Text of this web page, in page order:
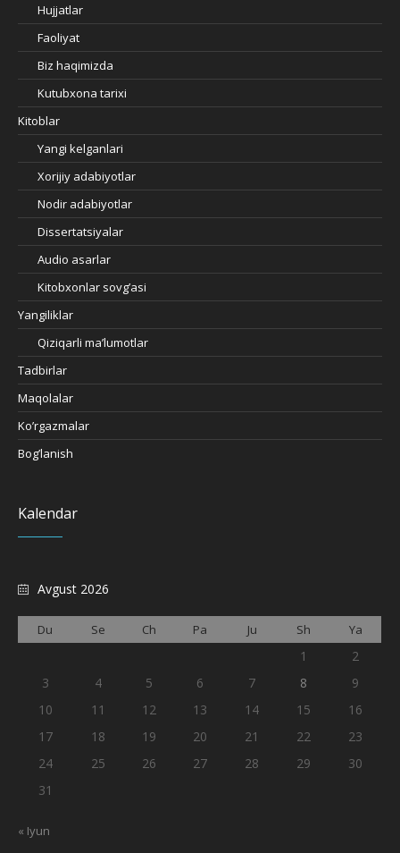
Hujjatlar
Faoliyat
Biz haqimizda
Kutubxona tarixi
Kitoblar
Yangi kelganlari
Xorijiy adabiyotlar
Nodir adabiyotlar
Dissertatsiyalar
Audio asarlar
Kitobxonlar sovg’asi
Yangiliklar
Qiziqarli ma’lumotlar
Tadbirlar
Maqolalar
Ko’rgazmalar
Bog’lanish
Kalendar
Avgust 2026
Du Se Ch Pa Ju Sh Ya
1
2
3
4 5 6 7 8
9
10
11 12 13 14 15
16
17
18 19 20 21 22
23
24
25 26 27 28 29
30
31
« Iyun